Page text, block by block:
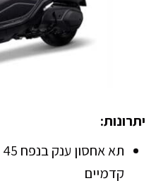
יתרונות:
קדמיים